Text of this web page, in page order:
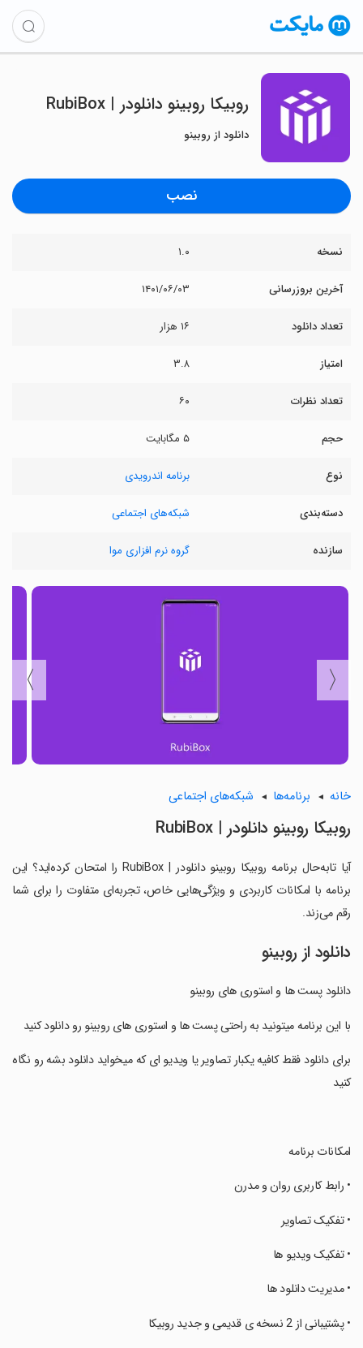
روبیکا روبینو دانلودر | RubiBox
دانلود از روبینو
نصب
نسخه ۱.۰
آخرین بروزرسانی ۱۴۰۱/۰۶/۰۳
تعداد دانلود ۱۶ هزار
امتیاز ۳.۸
تعداد نظرات ۶۰
حجم ۵ مگابایت
نوع برنامه اندرویدی
دسته‌بندی شبکه‌های اجتماعی
سازنده گروه نرم افزاری موا
〈
〉
خانه برنامه‌ها شبکه‌های اجتماعی
روبیکا روبینو دانلودر | RubiBox
آیا تابه‌حال برنامه روبیکا روبینو دانلودر | RubiBox را امتحان کرده‌اید؟ این
برنامه با امکانات کاربردی و ویژگی‌هایی خاص، تجربه‌ای متفاوت را برای شما
رقم می‌زند.
دانلود از روبینو
دانلود پست ها و استوری های روبینو
‏با این برنامه میتونید به راحتی پست ها و استوری های روبینو رو دانلود کنید
‏برای دانلود فقط کافیه یکبار تصاویر یا ویدیو ای که میخواید دانلود بشه رو نگاه
کنید
‏امکانات برنامه
‏• رابط کاربری روان و مدرن
‏• تفکیک تصاویر
‏• تفکیک ویدیو ها
‏• مدیریت دانلود ها
‏• پشتیبانی از 2 نسخه ی قدیمی و جدید روبیکا